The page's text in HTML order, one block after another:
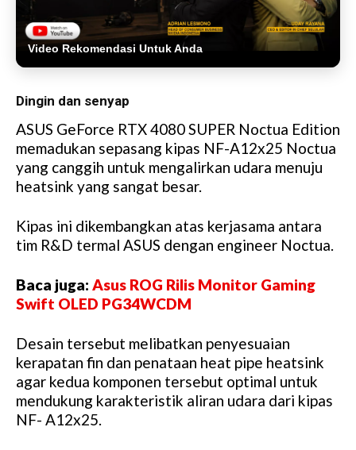
Video Rekomendasi Untuk Anda
Dingin dan senyap
ASUS GeForce RTX 4080 SUPER Noctua Edition
memadukan sepasang kipas NF-A12x25 Noctua
yang canggih untuk mengalirkan udara menuju
heatsink yang sangat besar.
Kipas ini dikembangkan atas kerjasama antara
tim R&D termal ASUS dengan engineer Noctua.
Baca juga: Asus ROG Rilis Monitor Gaming
Swift OLED PG34WCDM
Desain tersebut melibatkan penyesuaian
kerapatan fin dan penataan heat pipe heatsink
agar kedua komponen tersebut optimal untuk
mendukung karakteristik aliran udara dari kipas
NF- A12x25.